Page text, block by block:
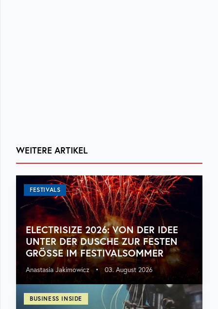
WEITERE ARTIKEL
FESTIVALS
ELECTRISIZE 2026: VON DER IDEE
UNTER DER DUSCHE ZUR FESTEN
GRÖSSE IM FESTIVALSOMMER
Anastasia Jakimowicz • 03. August 2026
BUSINESS INSIDE